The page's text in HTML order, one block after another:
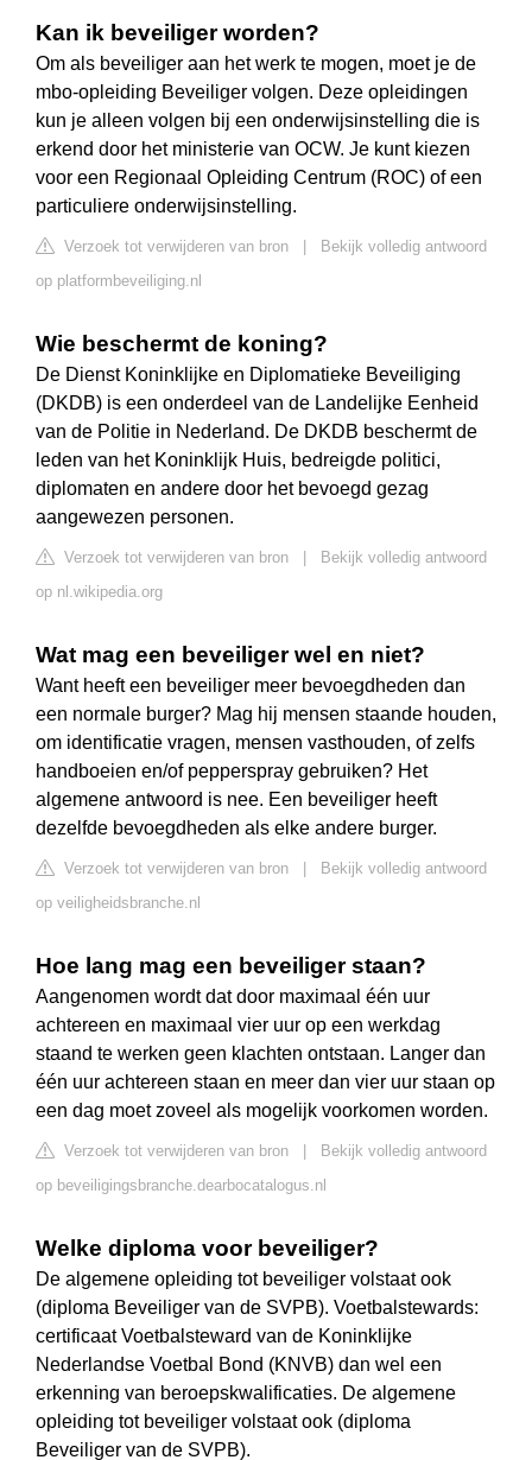
Kan ik beveiliger worden?
Om als beveiliger aan het werk te mogen, moet je de
mbo-opleiding Beveiliger volgen. Deze opleidingen
kun je alleen volgen bij een onderwijsinstelling die is
erkend door het ministerie van OCW. Je kunt kiezen
voor een Regionaal Opleiding Centrum (ROC) of een
particuliere onderwijsinstelling.
Verzoek tot verwijderen van bron
Bekijk volledig antwoord
op platformbeveiliging.nl
Wie beschermt de koning?
De Dienst Koninklijke en Diplomatieke Beveiliging
(DKDB) is een onderdeel van de Landelijke Eenheid
van de Politie in Nederland. De DKDB beschermt de
leden van het Koninklijk Huis, bedreigde politici,
diplomaten en andere door het bevoegd gezag
aangewezen personen.
Verzoek tot verwijderen van bron
Bekijk volledig antwoord
op nl.wikipedia.org
Wat mag een beveiliger wel en niet?
Want heeft een beveiliger meer bevoegdheden dan
een normale burger? Mag hij mensen staande houden,
om identificatie vragen, mensen vasthouden, of zelfs
handboeien en/of pepperspray gebruiken? Het
algemene antwoord is nee. Een beveiliger heeft
dezelfde bevoegdheden als elke andere burger.
Verzoek tot verwijderen van bron
Bekijk volledig antwoord
op veiligheidsbranche.nl
Hoe lang mag een beveiliger staan?
Aangenomen wordt dat door maximaal één uur
achtereen en maximaal vier uur op een werkdag
staand te werken geen klachten ontstaan. Langer dan
één uur achtereen staan en meer dan vier uur staan op
een dag moet zoveel als mogelijk voorkomen worden.
Verzoek tot verwijderen van bron
Bekijk volledig antwoord
op beveiligingsbranche.dearbocatalogus.nl
Welke diploma voor beveiliger?
De algemene opleiding tot beveiliger volstaat ook
(diploma Beveiliger van de SVPB). Voetbalstewards:
certificaat Voetbalsteward van de Koninklijke
Nederlandse Voetbal Bond (KNVB) dan wel een
erkenning van beroepskwalificaties. De algemene
opleiding tot beveiliger volstaat ook (diploma
Beveiliger van de SVPB).